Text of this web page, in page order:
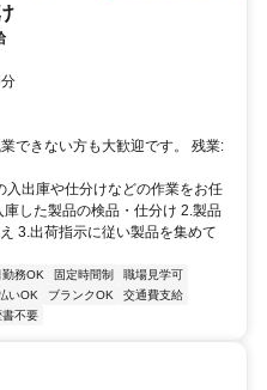
できない方も大歓迎です。 残業:
入出庫や仕分けなどの作業をお任
した製品の検品・仕分け 2.製品
3.出荷指示に従い製品を集めて
勤務OK 固定時間制
職場見学可
いOK ブランクOK
交通費支給
書不要